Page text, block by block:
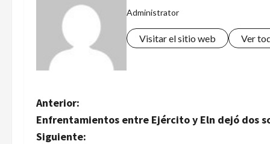
Administrator
Visitar el sitio web Ver
N
a
Anterior:
Enfrentamientos entre Ejército y Eln dejó dos
Siguiente: